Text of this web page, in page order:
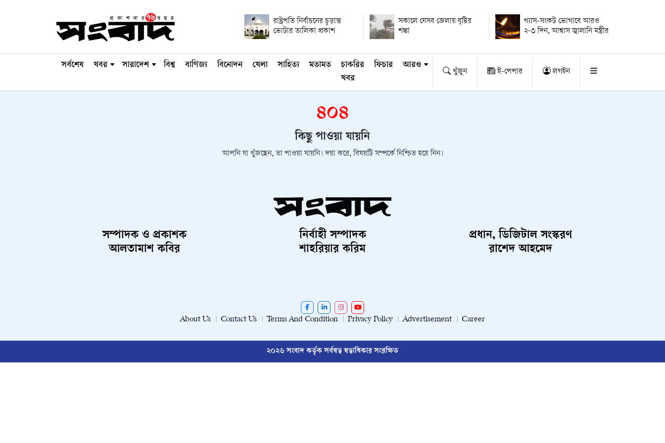
রাষ্ট্রপতি নির্বাচনের চূড়ান্ত
ভোটার তালিকা প্রকাশ
সকালে যেসব জেলায় বৃষ্টির
শঙ্কা
গ্যাস-সংকট ভোগাবে আরও
২-৩ দিন, আশ্বাস জ্বালানি মন্ত্রীর
সর্বশেষ খবর সারাদেশ বিশ্ব বাণিজ্য বিনোদন খেলা সাহিত্য মতামত
চাকরির
খবর
ফিচার আরও
খুঁজুন ই-পেপার লগইন
৪০৪
কিছু পাওয়া যায়নি
আপনি যা খুঁজছেন, তা পাওয়া যায়নি। দয়া করে, বিষয়টি সম্পর্কে নিশ্চিত হয়ে নিন।
সম্পাদক ও প্রকাশক
আলতামাশ কবির
নির্বাহী সম্পাদক
শাহরিয়ার করিম
প্রধান, ডিজিটাল সংস্করণ
রাশেদ আহমেদ
About Us Contact Us Terms And Condition Privacy Policy Advertisement Career
২০২৬ সংবাদ কর্তৃক সর্বস্বত্ব স্বত্বাধিকার সংরক্ষিত